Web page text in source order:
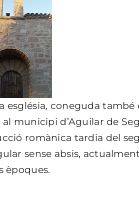
església, coneguda
municipi d’Aguilar de
romànica tardia del
sense absis,
èpoques.